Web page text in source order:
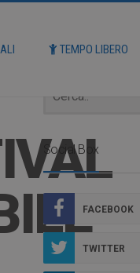
TEMPO LIBERO
Social Box
FACEBOOK
TWITTER